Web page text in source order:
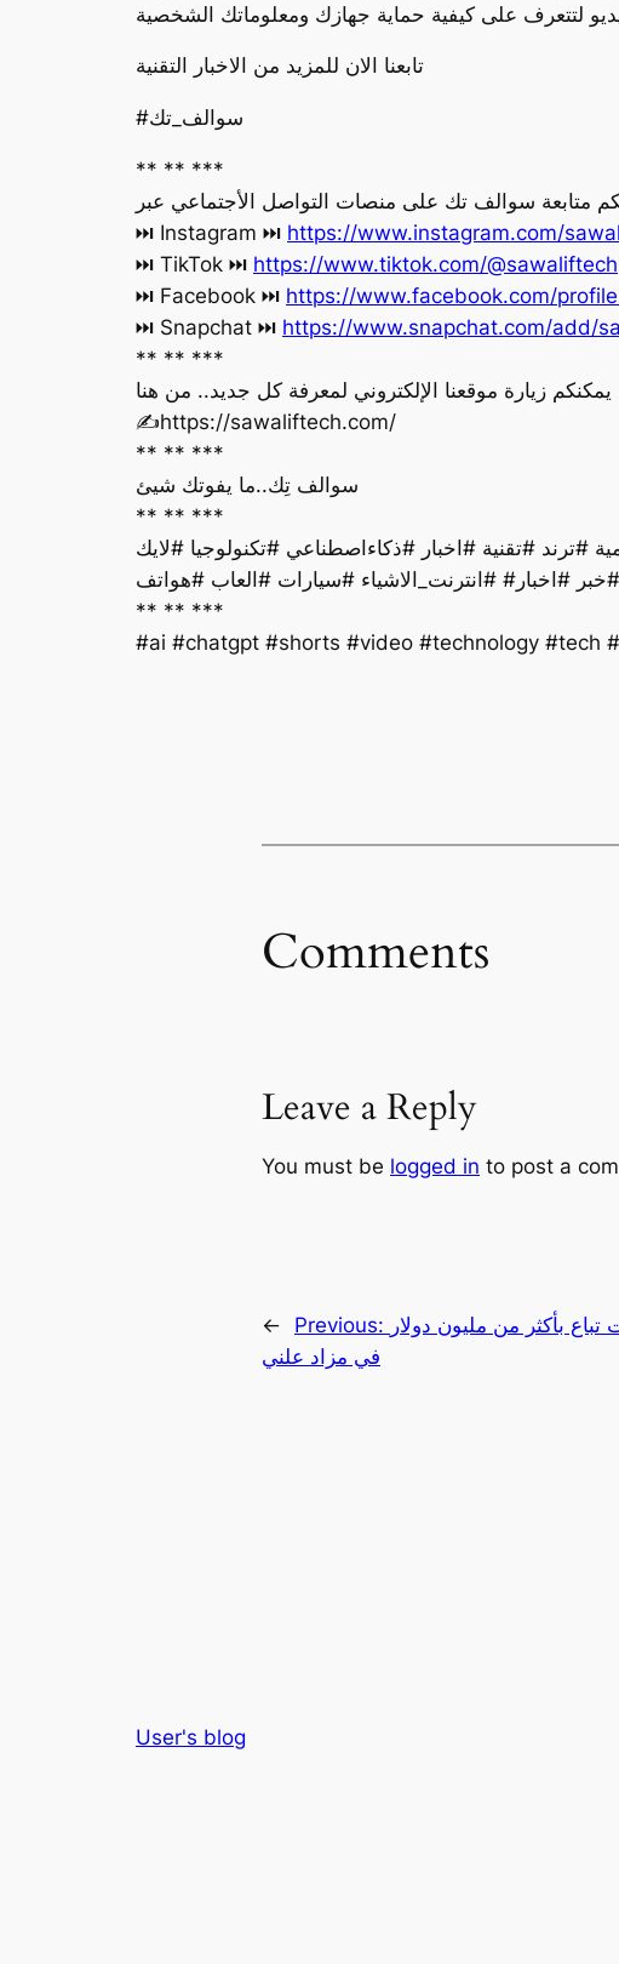
تابعنا الان للمزيد من الاخبار التقنية
#سوالف_تك
** ** ***
متابعة سوالف تك على منصات التواصل الأجتماعي عبر
‏⏭ Instagram ⏭ https://www.instagram.com/
‏⏭ TikTok ⏭ https://www.tiktok.com/@sawaliftech
‏⏭ Facebook ⏭ https://www.facebook.com/
‏⏭ Snapchat ⏭ https://www.snapchat.com/add/
** ** ***
يمكنكم زيارة موقعنا الإلكتروني لمعرفة كل جديد.. من هنا
‏✍️https://sawaliftech.com/
** ** ***
سوالف تِك..ما يفوتك شيئ
** ** ***
#اخبار# #انترنت_الاشياء #سيارات #العاب #هواتف
** ** ***
#ai #chatgpt #shorts #video #technology #tech
Comments
Leave a Reply
You must be logged in to post a
← Previous: بأكثر من مليون دولار
في مزاد علني
User's blog